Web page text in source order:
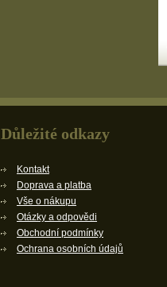
Důležité odkazy
Kontakt
Doprava a platba
Vše o nákupu
Otázky a odpovědi
Obchodní podmínky
Ochrana osobních údajů